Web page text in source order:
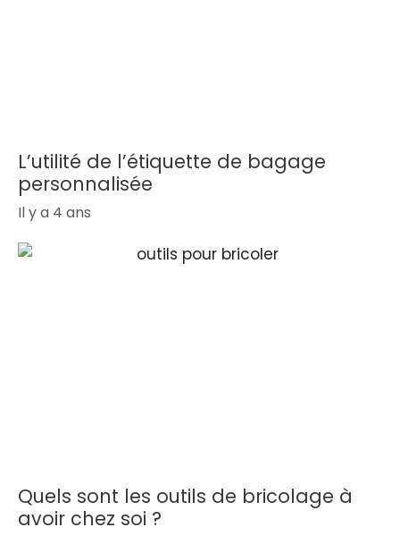
L’utilité de l’étiquette de bagage
personnalisée
Il y a 4 ans
Quels sont les outils de bricolage à
avoir chez soi ?